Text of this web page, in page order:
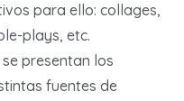
para ello: collages,
plays, etc.
presentan los
fuentes de